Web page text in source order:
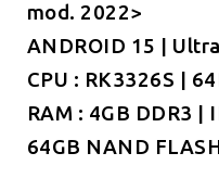
mod. 2022>
ANDROID 15 |
CPU : RK3326S |
RAM : 4GB DDR3 |
64GB NAND